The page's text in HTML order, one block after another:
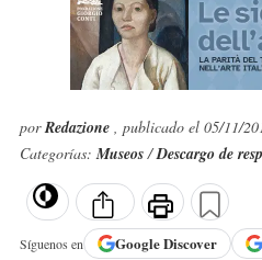
porRedazione , publicado el 05/11/
Categorías:Museos/Descargo de
Síguenos en GoogleDiscover